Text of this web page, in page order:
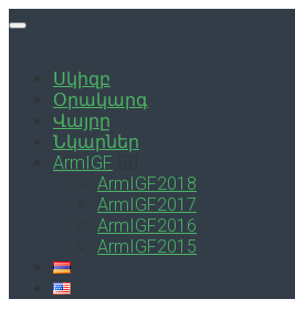
Սկիզբ
Օրակարգ
Վայրը
Նկարներ
ArmIGF
ArmIGF2018
ArmIGF2017
ArmIGF2016
ArmIGF2015